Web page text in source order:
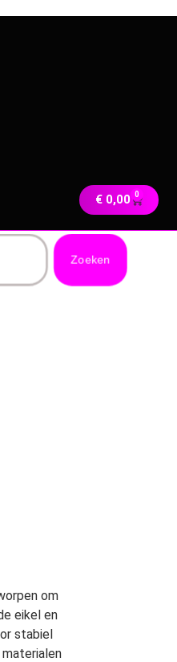
€0,00 0
Zoeken
om
eikel en
stabiel